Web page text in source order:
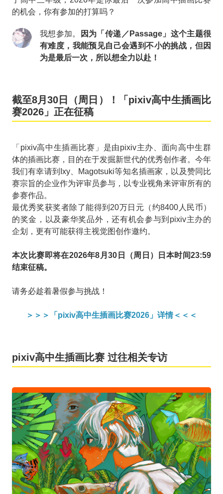
的机会，你有参加的打算吗？
我想参加。
因为「传递／Passage」这个主题很
有难度，我能预见自己会遇到不小的挑战，但因
为是最后一次，所以想全力以赴！
截至8月30日（周日）！「pixiv高中生插画比
赛2026」正在征稿
「pixiv高中生插画比赛」是由pixiv主办、面向高中生群
体的插画比赛，目的在于发掘新世代的优秀创作者。今年
我们有幸请到Ixy、Magotsuki等知名插画家，以及赞同比
赛宗旨的企业作为评审员参与，以专业视角来评审所有的
参赛作品。
最优秀奖获奖者除了能得到20万日元（约8400人民币）
的奖金，以及豪华奖品外，还有机会参与到pixiv主办的
企划，更有可能获得主视觉图创作邀约。
本次比赛即将在2026年8月30日（周日）日本时间23:59
结束征稿。
请务必趁着暑假参与挑战！
＞＞＞「pixiv高中生插画比赛2026」详情＜＜＜
pixiv高中生插画比赛 过往相关专访